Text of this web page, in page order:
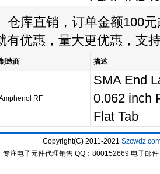
仓库直销，订单金额100元
有优惠，量大更优惠，支
造商 描述
RF
SMA End
0.062 inch
Flat Tab
Copyright(C) 2011-2021
专注电子元件代理销售 QQ：800152669 电子邮